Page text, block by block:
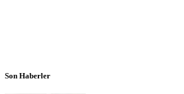
Son Haberler